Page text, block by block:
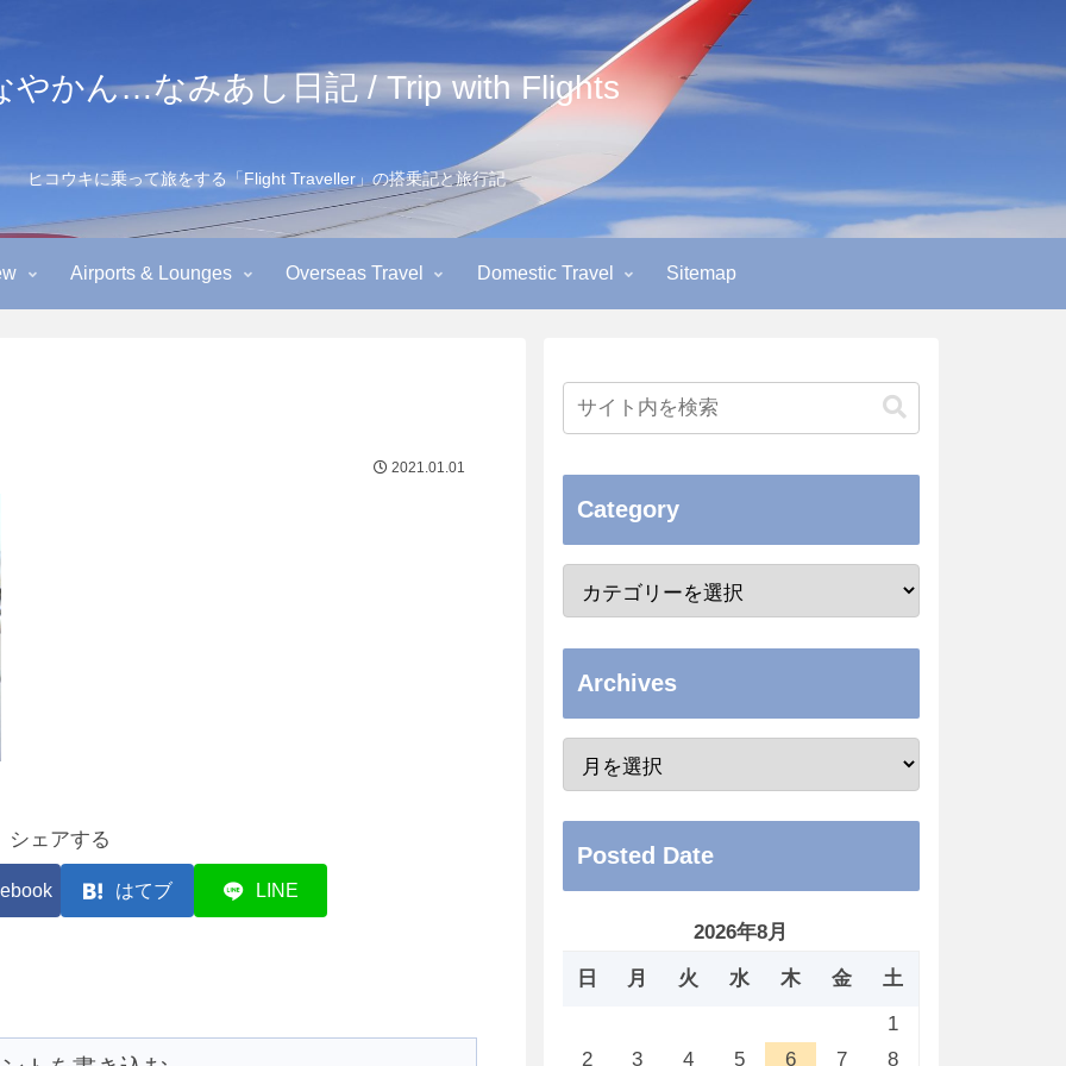
やかん…なみあし日記 / Trip with Flights
ヒコウキに乗って旅をする「Flight Traveller」の搭乗記と旅行記
Airports & Lounges Overseas Travel Domestic Travel Sitemap
2021.01.01
シェアする
はてブ LINE
Category
Archives
Posted Date
2026年8月
日 月 火 水 木 金
土
1
2
3 4 5 6 7
8